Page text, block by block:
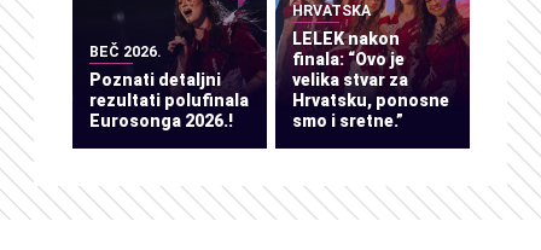
BEČ 2026.
Poznati detaljni
rezultati polufinala
Eurosonga 2026.!
HRVATSKA
LELEK nakon
finala: “Ovo je
velika stvar za
Hrvatsku, ponosne
smo i sretne.”